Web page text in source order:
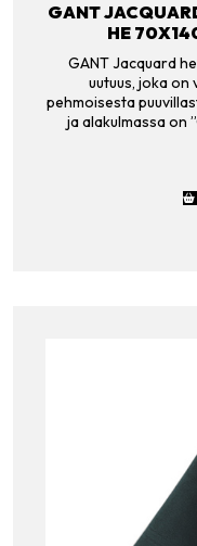
GANT
HE
GANT Jacquard
uutuus, joka on
pehmoisesta
ja alakulmassa on